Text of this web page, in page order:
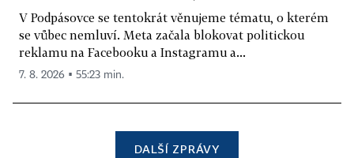
V Podpásovce se tentokrát věnujeme tématu, o kterém
se vůbec nemluví. Meta začala blokovat politickou
reklamu na Facebooku a Instagramu a...
7. 8. 2026 ▪ 55:23 min.
DALŠÍ ZPRÁVY